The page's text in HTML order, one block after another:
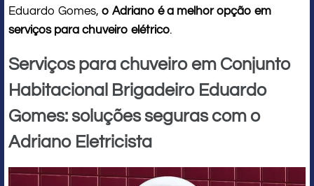
Eduardo Gomes, o Adriano é a melhor opção em
serviços para chuveiro elétrico.
Serviços para chuveiro em Conjunto
Habitacional Brigadeiro Eduardo
Gomes: soluções seguras com o
Adriano Eletricista